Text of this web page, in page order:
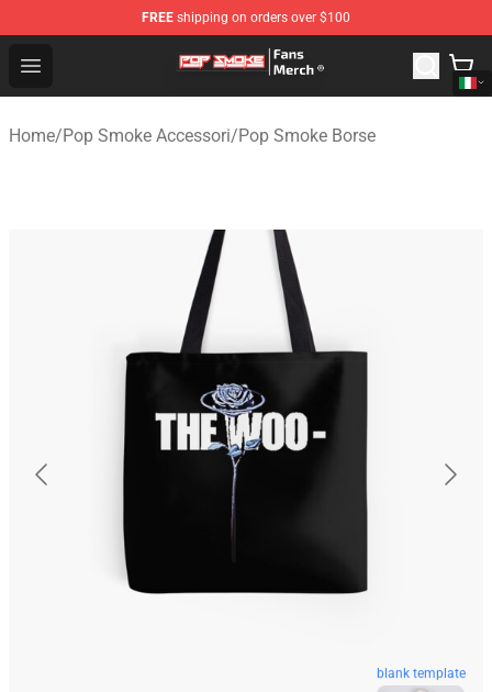
FREE shipping on orders over $100
Open menu
Pop Smoke Store - Official Pop Smoke Merchandise
Home/Pop Smoke Accessori/Pop Smoke Borse
blank template